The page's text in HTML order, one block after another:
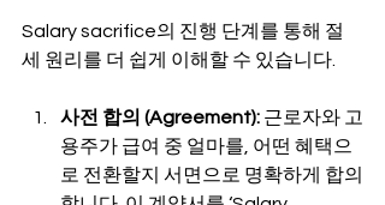
Salary sacrifice의 진행 단계를 통해 절
세 원리를 더 쉽게 이해할 수 있습니다.
사전 합의 (Agreement): 근로자와 고
용주가 급여 중 얼마를, 어떤 혜택으
로 전환할지 서면으로 명확하게 합의